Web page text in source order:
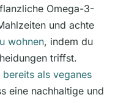
Omega-3-
und achte
wohnen, indem du
triffst.
als veganes
eine nachhaltige und